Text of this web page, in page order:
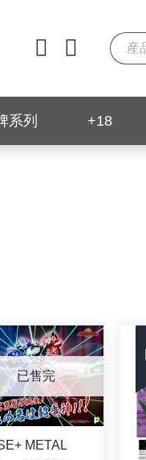
系列 +18
已售完
METAL